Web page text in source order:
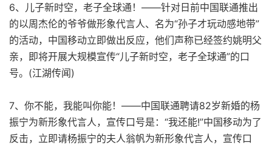
6、儿子新时空，老子全球通！——针对日前中国联通推出
的以周杰伦的爷爷做形象代言人、名为“孙子才玩动感地带”
的活动，中国移动立即做出反应，他们声称已经签约姚明父
亲，即将开展大规模宣传“儿子新时空，老子全球通”的口
号。(江湖传闻)
7、你不能，我能叫你能！——中国联通聘请82岁新婚的杨
振宁为新形象代言人，宣传口号是：“我还能!”中国移动为了
反击，立即请杨振宁的夫人翁帆为新形象代言人，宣传口